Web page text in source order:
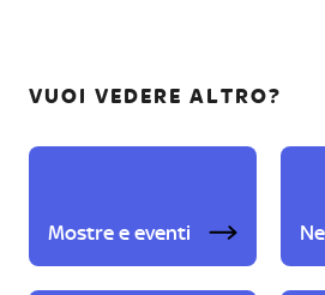
VUOI VEDERE ALTRO?
Mostre e eventi